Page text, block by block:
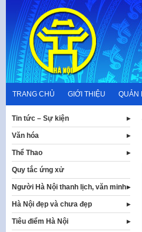
content
TRANG CHỦ GIỚI THIỆU QUẢN
Tin tức – Sự kiện
Văn hóa
Thể Thao
Quy tắc ứng xử
Người Hà Nội thanh lịch, văn minh
Hà Nội đẹp và chưa đẹp
Tiêu điểm Hà Nội